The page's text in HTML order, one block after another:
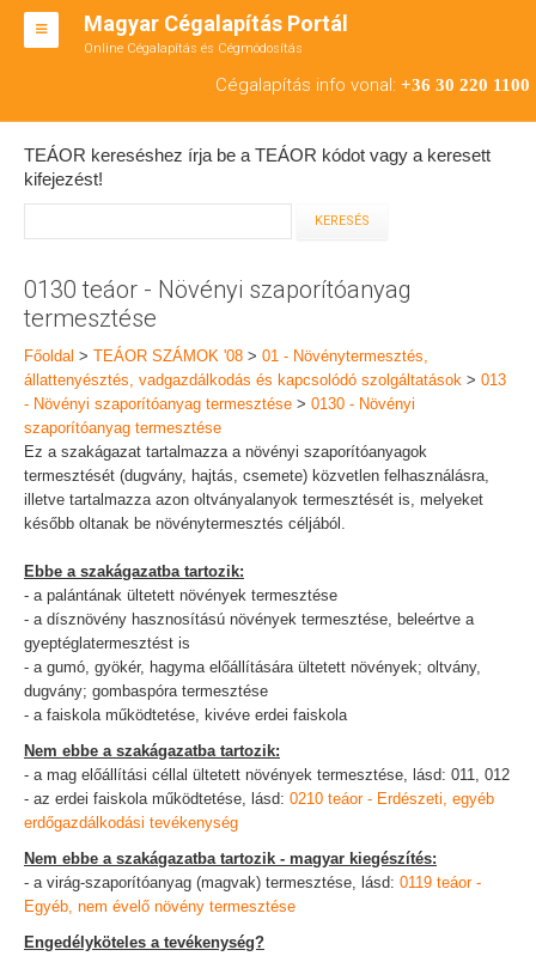
Magyar Cégalapítás Portál
Online Cégalapítás és Cégmódosítás
Cégalapítás info vonal: +36 30 220 1100
BT ALAPÍTÁS
RT ALAPÍTÁS
TEÁOR SZÁMOK '08
KAPCSOLAT
TEÁOR kereséshez írja be a TEÁOR kódot vagy a keresett
kifejezést!
0130 teáor - Növényi szaporítóanyag
termesztése
Főoldal > TEÁOR SZÁMOK '08 > 01 - Növénytermesztés,
állattenyésztés, vadgazdálkodás és kapcsolódó szolgáltatások > 013
- Növényi szaporítóanyag termesztése > 0130 - Növényi
szaporítóanyag termesztése
Ez a szakágazat tartalmazza a növényi szaporítóanyagok
termesztését (dugvány, hajtás, csemete) közvetlen felhasználásra,
illetve tartalmazza azon oltványalanyok termesztését is, melyeket
később oltanak be növénytermesztés céljából.
Ebbe a szakágazatba tartozik:
- a palántának ültetett növények termesztése
- a dísznövény hasznosítású növények termesztése, beleértve a
gyeptéglatermesztést is
- a gumó, gyökér, hagyma előállítására ültetett növények; oltvány,
dugvány; gombaspóra termesztése
- a faiskola működtetése, kivéve erdei faiskola
Nem ebbe a szakágazatba tartozik:
- a mag előállítási céllal ültetett növények termesztése, lásd: 011, 012
- az erdei faiskola működtetése, lásd: 0210 teáor - Erdészeti, egyéb
erdőgazdálkodási tevékenység
Nem ebbe a szakágazatba tartozik - magyar kiegészítés:
- a virág-szaporítóanyag (magvak) termesztése, lásd: 0119 teáor -
Egyéb, nem évelő növény termesztése
Engedélyköteles a tevékenység?